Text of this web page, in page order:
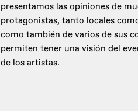
presentamos las opiniones de
protagonistas, tanto locales
como también de varios de sus
permiten tener una visión del
de los artistas.